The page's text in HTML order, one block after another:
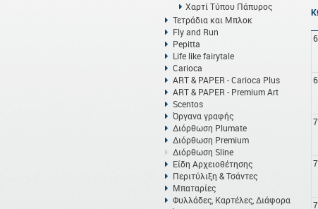
Χαρτί Τύπου Πάπυρος
Τετράδια και Μπλοκ
Fly and Run
Pepitta
Life like fairytale
Carioca
ART & PAPER - Carioca Plus
ART & PAPER - Premium Art
Scentos
Όργανα γραφής
Διόρθωση Plumate
Διόρθωση Premium
Διόρθωση Sline
Είδη Αρχειοθέτησης
Περιτύλιξη & Τσάντες
Μπαταρίες
Φυλλάδες, Καρτέλες, Διάφορα